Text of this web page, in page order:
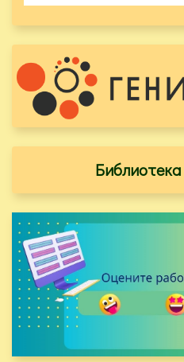
Библиотека